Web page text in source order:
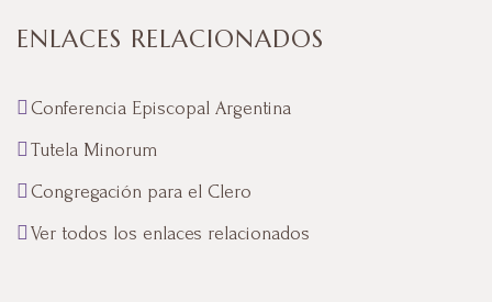
ENLACES RELACIONADOS
Conferencia Episcopal Argentina
Tutela Minorum
Congregación para el Clero
Ver todos los enlaces relacionados